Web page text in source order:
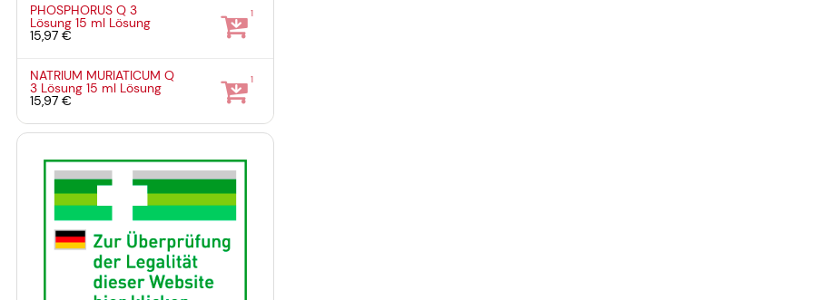
PHOSPHORUS Q 3
Lösung15 ml Lösung
15,97 €
1
NATRIUM MURIATICUM Q
3 Lösung15 ml Lösung
15,97 €
1